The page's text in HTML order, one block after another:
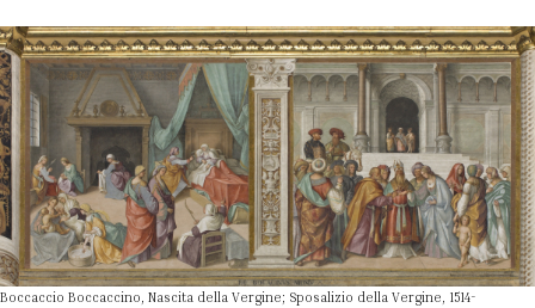
Boccaccio Boccaccino, Nascita della Vergine; Sposalizio della Vergine, 1514-